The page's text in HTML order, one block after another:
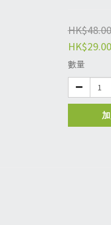
HK$48.00
HK$29.00
數量